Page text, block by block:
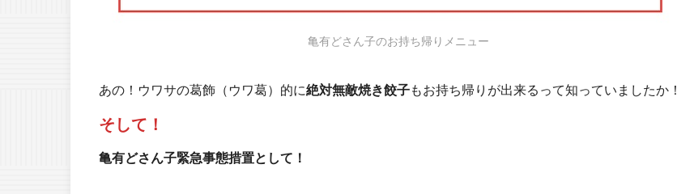
亀有どさん子のお持ち帰りメニュー
あの！ウワサの葛飾（ウワ葛）的に絶対無敵焼き餃子もお持ち帰りが出来るって知っていましたか！
そして！
亀有どさん子緊急事態措置として！